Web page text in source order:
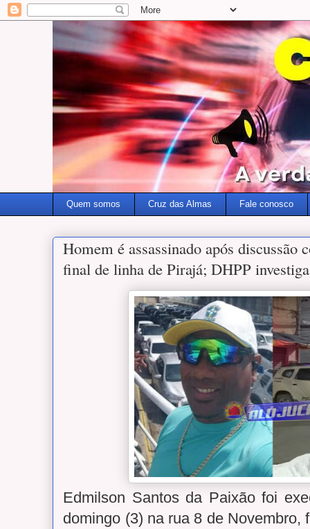
Quem somos Cruz das Almas Fale conosco
Homem é assassinado após discussão
final de linha de Pirajá; DHPP
Edmilson Santos da Paixão foi
domingo (3) na rua 8 de Novembro,